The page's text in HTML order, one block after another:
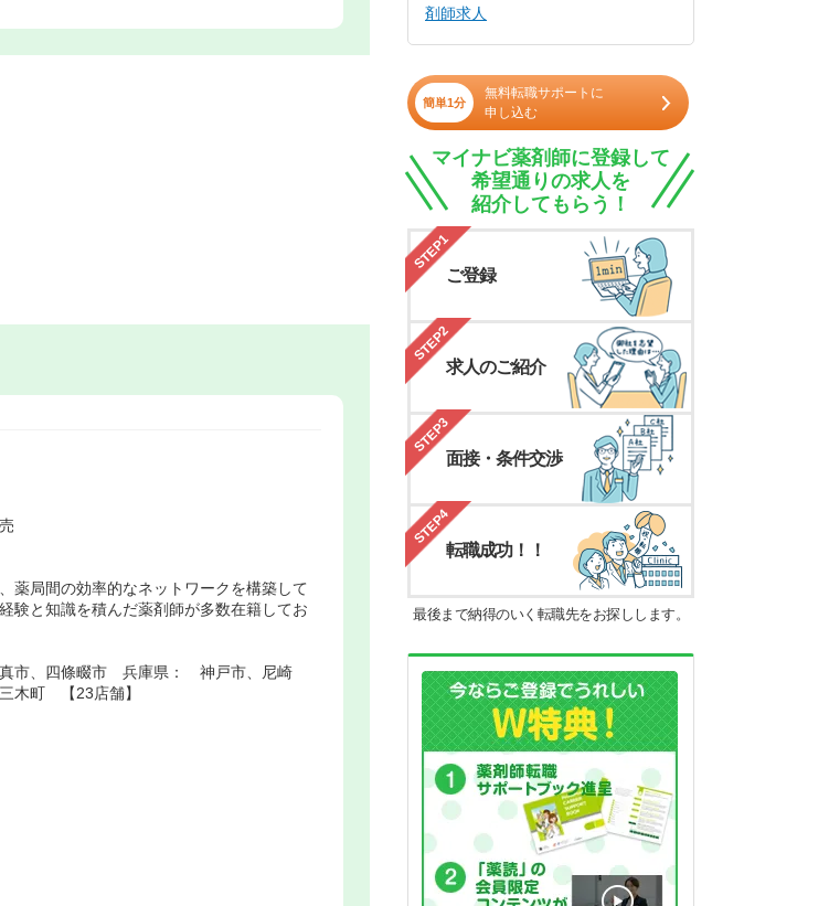
薬局間の効率的なネットワークを構築して
験と知識を積んだ薬剤師が多数在籍してお
市、四條畷市 兵庫県： 神戸市、尼崎
町 【23店舗】
剤師求人
簡単1分
無料転職サポートに
申し込む
マイナビ薬剤師に登録して
希望通りの求人を
紹介してもらう！
STEP1
ご登録
STEP2
求人のご紹介
STEP3
面接・条件交渉
STEP4
転職成功！！
最後まで納得のいく転職先をお探しします。